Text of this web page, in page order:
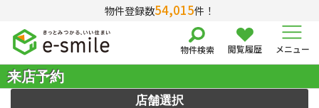
物件登録数54,015件！
物件検索 閲覧履歴 メニュー
来店予約
店舗選択